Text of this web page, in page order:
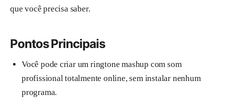
que você precisa saber.
Pontos Principais
Você pode criar um ringtone mashup com som
profissional totalmente online, sem instalar nenhum
programa.